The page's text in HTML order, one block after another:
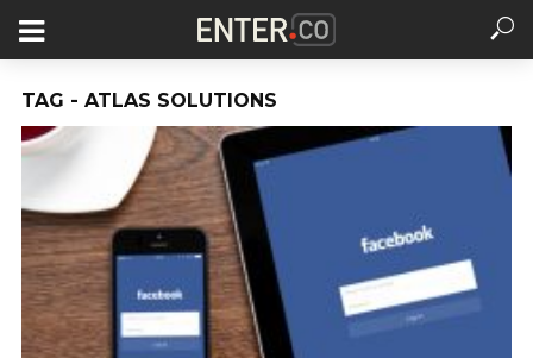
TAG - ATLAS SOLUTIONS